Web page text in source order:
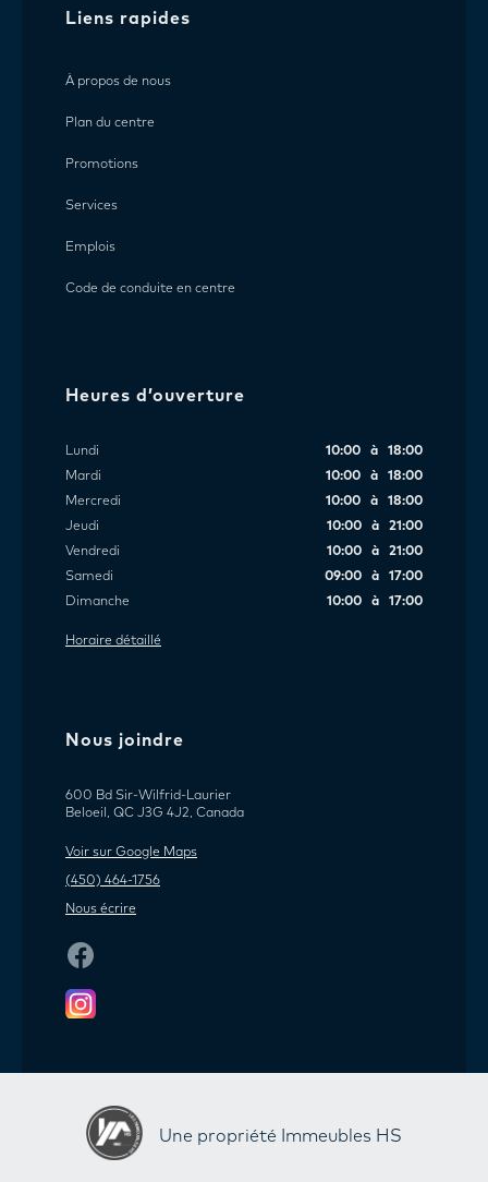
Liens rapides
À propos de nous
Plan du centre
Promotions
Services
Emplois
Code de conduite en centre
Heures d’ouverture
Lundi
10:00 à 18:00
Mardi
10:00 à 18:00
Mercredi
10:00 à 18:00
Jeudi
10:00 à 21:00
Vendredi
10:00 à 21:00
Samedi
09:00 à 17:00
Dimanche
10:00 à 17:00
Horaire détaillé
Nous joindre
600 Bd Sir-Wilfrid-Laurier
Beloeil, QC J3G 4J2, Canada
Voir sur Google Maps
(450) 464-1756
Nous écrire
Une propriété Immeubles HS